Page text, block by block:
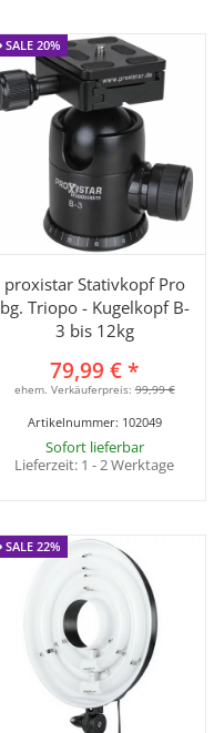
SALE 20%
SALE 20%
proxistar Stativkopf Pro
bg. Triopo - Kugelkopf B-
3 bis 12kg
79,99 €*
ehem. Verkäuferpreis:99,99 €
Artikelnummer: 102049
Sofort lieferbar
Lieferzeit: 1 - 2 Werktage
SALE 22%
SALE 22%